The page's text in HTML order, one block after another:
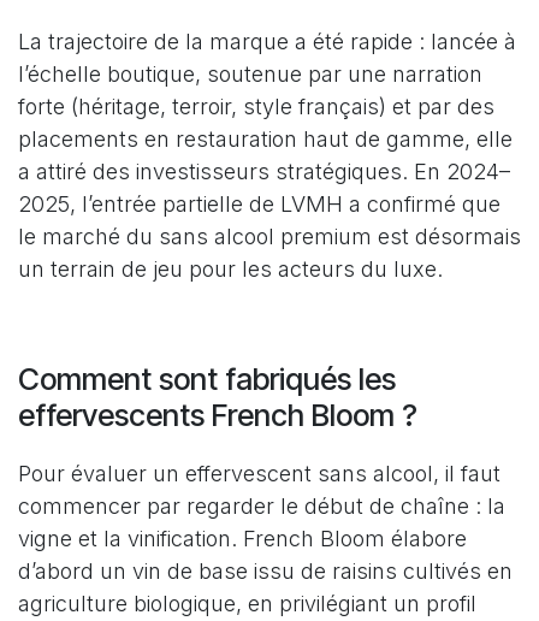
La trajectoire de la marque a été rapide : lancée à
l’échelle boutique, soutenue par une narration
forte (héritage, terroir, style français) et par des
placements en restauration haut de gamme, elle
a attiré des investisseurs stratégiques. En 2024–
2025, l’entrée partielle de LVMH a confirmé que
le marché du sans alcool premium est désormais
un terrain de jeu pour les acteurs du luxe.
Comment sont fabriqués les
effervescents French Bloom ?
Pour évaluer un effervescent sans alcool, il faut
commencer par regarder le début de chaîne : la
vigne et la vinification. French Bloom élabore
d’abord un vin de base issu de raisins cultivés en
agriculture biologique, en privilégiant un profil